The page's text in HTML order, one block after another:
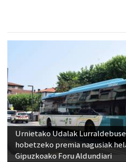
Urnietako Udalak
hobetzeko premia nagusiak
Gipuzkoako Foru Aldundiari